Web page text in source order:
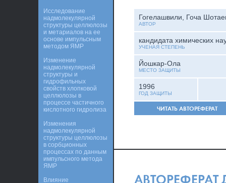
Гогелашвили, Гоча
АВТОР
кандидата химических
УЧЕНАЯ СТЕПЕНЬ
Йошкар-Ола
МЕСТО ЗАЩИТЫ
1996
ГОД ЗАЩИТЫ
ЧИТАТЬ АВТОРЕФЕРАТ
АВТОРЕФЕРАТ
Исследование
надмолекулярной
структуры целлюлозы
и метариалов на ее
основе импульсным
методом ЯМР
Изменение
надмолекулярной
структуры и
гидрофильных
свойств хлопковой
целлюлозы в
процессе частичного
кислотного гидролиза
Изменения
надмолекулярной
структуры целлюлозы
в сорбционных
процессах по данным
импульсного метода
ЯМР
Влияние